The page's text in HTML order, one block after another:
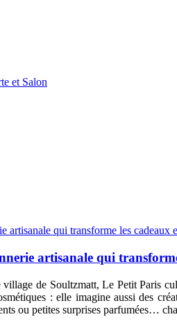
et Salon
artisanale qui
de Soultzmatt, Le Petit Paris
: elle imagine aussi des
ou petites surprises parfumées…